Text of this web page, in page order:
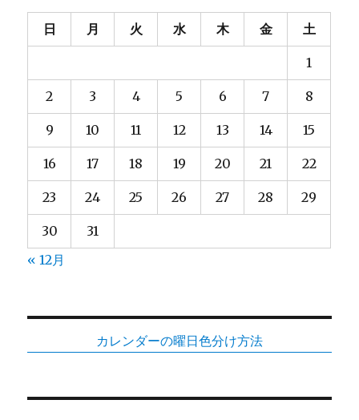
を
作
る
法
に
り日 月 火 水 木 金 土
1
2 3 4 5 6 7 8
9 10 11 12 13 14 15
16 17 18 19 20 21 22
23 24 25 26 27 28 29
30
31
« 12月
カレンダーの曜日色分け方法